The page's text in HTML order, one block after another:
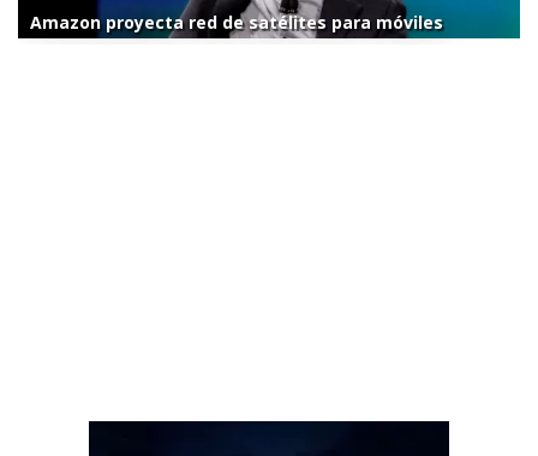
Amazon proyecta red de satélites para móviles